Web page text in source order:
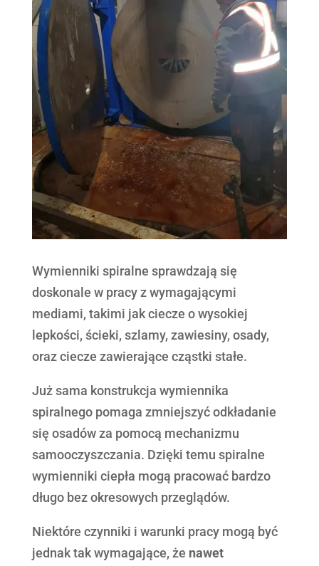
Wymienniki spiralne sprawdzają się
doskonale w pracy z wymagającymi
mediami, takimi jak ciecze o wysokiej
lepkości, ścieki, szlamy, zawiesiny, osady,
oraz ciecze zawierające cząstki stałe.
Już sama konstrukcja wymiennika
spiralnego pomaga zmniejszyć odkładanie
się osadów za pomocą mechanizmu
samooczyszczania. Dzięki temu spiralne
wymienniki ciepła mogą pracować bardzo
długo bez okresowych przeglądów.
Niektóre czynniki i warunki pracy mogą być
jednak tak wymagające, że nawet